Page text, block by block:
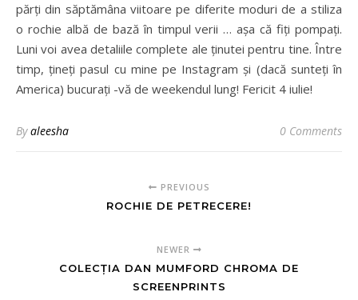
părți din săptămâna viitoare pe diferite moduri de a stiliza
o rochie albă de bază în timpul verii … așa că fiți pompați.
Luni voi avea detaliile complete ale ținutei pentru tine. Între
timp, țineți pasul cu mine pe Instagram și (dacă sunteți în
America) bucurați -vă de weekendul lung! Fericit 4 iulie!
Byaleesha 0 Comments
PREVIOUS
ROCHIE DE PETRECERE!
NEWER
COLECȚIA DAN MUMFORD CHROMA DE
SCREENPRINTS